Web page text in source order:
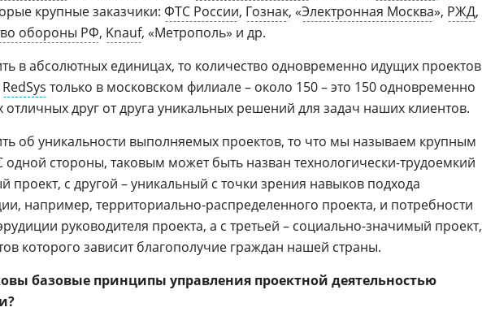
крупные заказчики: ФТС России, Гознак, «Электронная Москва», РЖД,
обороны РФ, Knauf, «Метрополь» и др.
в абсолютных единицах, то количество одновременно идущих проектов
RedSys только в московском филиале – около 150 – это 150 одновременно
друг от друга уникальных решений для задач наших клиентов.
об уникальности выполняемых проектов, то что мы называем крупным
одной стороны, таковым может быть назван технологически-трудоемкий
проект, с другой – уникальный с точки зрения навыков подхода
например, территориально-распределенного проекта, и потребности
руководителя проекта, а с третьей – социально-значимый проект,
которого зависит благополучие граждан нашей страны.
базовые принципы управления проектной деятельностью